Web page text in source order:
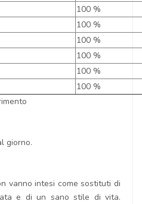
100 %
100 %
100 %
100 %
100 %
100 %
giorno.
vanno intesi come sostituti di
e di un sano stile di vita.